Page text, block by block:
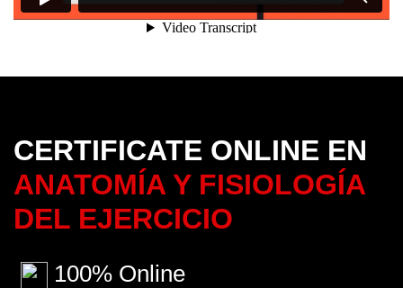
CERTIFICATE ONLINE EN
ANATOMÍA Y FISIOLOGÍA
DEL EJERCICIO
100% Online